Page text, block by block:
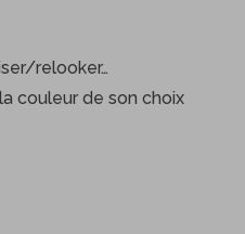
relooker…
couleur de son choix